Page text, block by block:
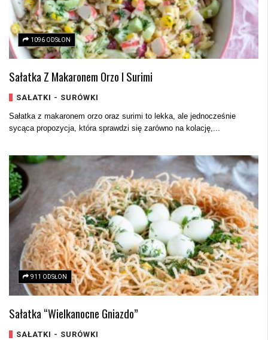
1096 ODSŁON
Sałatka Z Makaronem Orzo I Surimi
SAŁATKI - SURÓWKI
Sałatka z makaronem orzo oraz surimi to lekka, ale jednocześnie
sycąca propozycja, która sprawdzi się zarówno na kolację,...
911 ODSŁON
Sałatka “Wielkanocne Gniazdo”
SAŁATKI - SURÓWKI